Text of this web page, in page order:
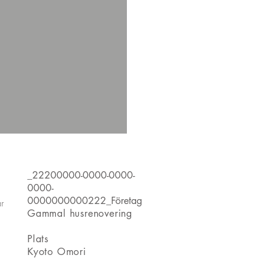
_22200000-0000-0000-
0000-
0000000000222_Företag
​Gammal husrenovering
​Plats
Kyoto Omori​